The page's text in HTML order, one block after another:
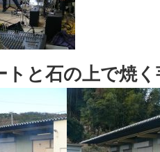
トと石の上で焼く